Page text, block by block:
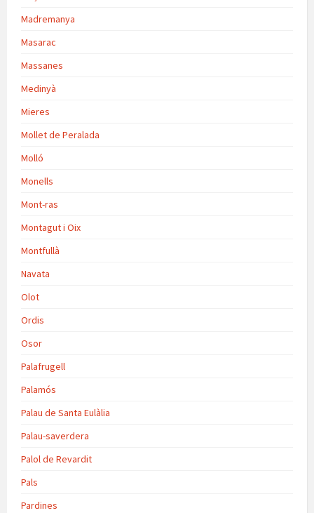
Madremanya
Masarac
Massanes
Medinyà
Mieres
Mollet de Peralada
Molló
Monells
Mont-ras
Montagut i Oix
Montfullà
Navata
Olot
Ordis
Osor
Palafrugell
Palamós
Palau de Santa Eulàlia
Palau-saverdera
Palol de Revardit
Pals
Pardines